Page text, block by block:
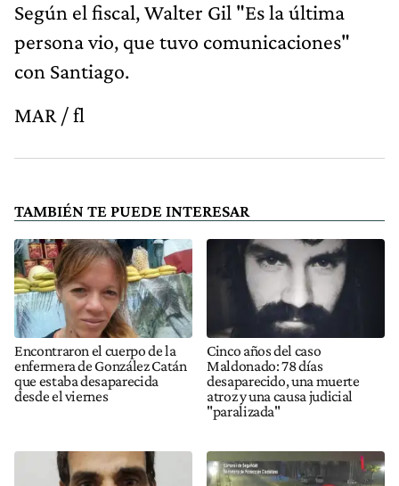
Según el fiscal, Walter Gil "Es la última
persona vio, que tuvo comunicaciones"
con Santiago.
MAR / fl
TAMBIÉN TE PUEDE INTERESAR
Encontraron el cuerpo de la
enfermera de González Catán
que estaba desaparecida
desde el viernes
Cinco años del caso
Maldonado: 78 días
desaparecido, una muerte
atroz y una causa judicial
"paralizada"